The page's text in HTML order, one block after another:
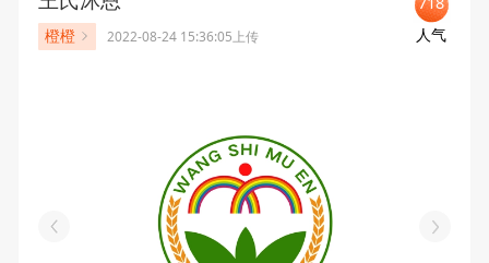
橙橙 2022-08-24 15:36:05上传
人气